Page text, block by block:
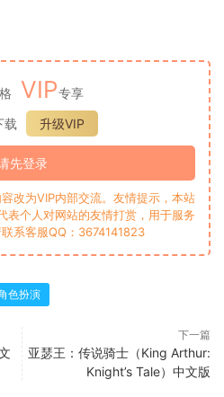
VIP专享
载
升级VIP
先登录
改为VIP内部交流。友情提示，本站
表个人对网站的友情打赏，用于服务
系客服QQ：3674141823
色扮演
下一篇
亚瑟王：传说骑士（King Arthur:
Knight’s Tale）中文版